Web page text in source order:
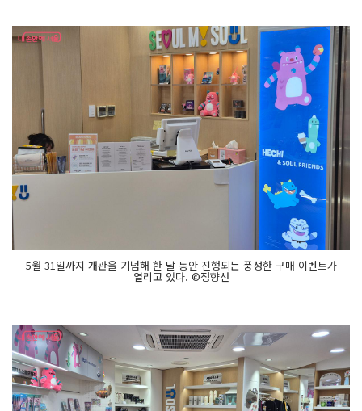
5월 31일까지 개관을 기념해 한 달 동안 진행되는 풍성한 구매 이벤트가
열리고 있다. ©정향선